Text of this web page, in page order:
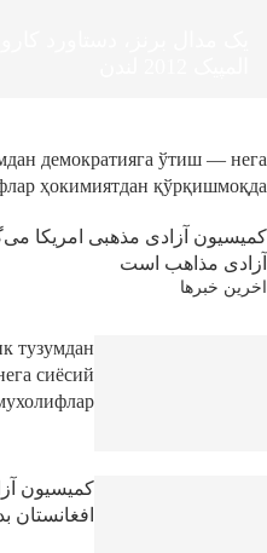
демократияга ўтиш — нега
ҳокимиятдан қўрқишмоқда?
کمیسیون آزادی مذهبی امریکا
آزادی مذاهب است
اخرین خبرها
тузумдан
сиёсий
کمیسیون
افغانستان